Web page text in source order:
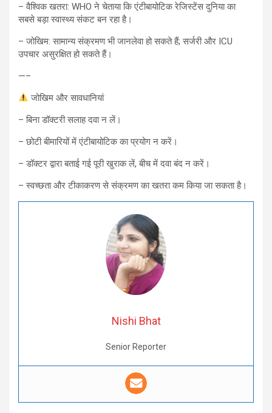
– वैश्विक खतरा: WHO ने चेताया कि एंटीबायोटिक रेजिस्टेंस दुनिया का
सबसे बड़ा स्वास्थ्य संकट बन रहा है।
– जोखिम: सामान्य संक्रमण भी जानलेवा हो सकते हैं; सर्जरी और ICU
उपचार असुरक्षित हो सकते हैं।
—–
जोखिम और सावधानियां
– बिना डॉक्टरी सलाह दवा न लें।
– छोटी बीमारियों में एंटीबायोटिक का प्रयोग न करें।
– डॉक्टर द्वारा बताई गई पूरी खुराक लें, बीच में दवा बंद न करें।
– स्वच्छता और टीकाकरण से संक्रमण का खतरा कम किया जा सकता है।
Nishi Bhat
Senior Reporter